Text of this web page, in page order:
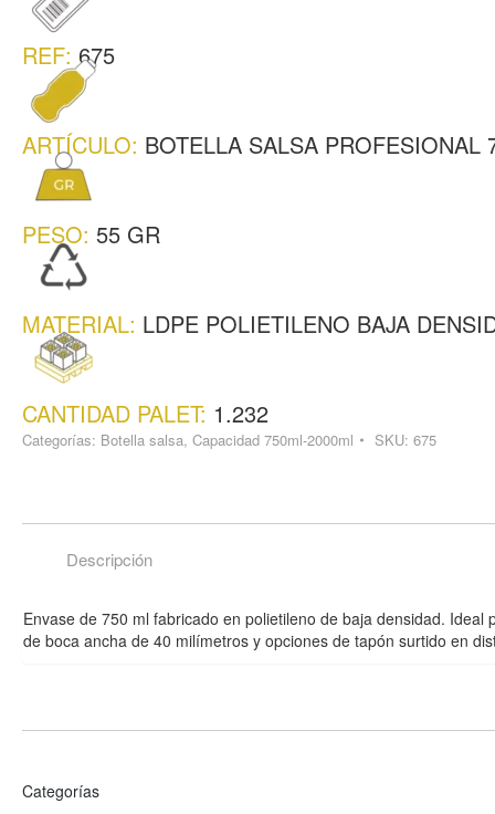
REF: 675
ARTÍCULO: BOTELLA SALSA PROFESIONAL
PESO: 55 GR
MATERIAL: LDPE POLIETILENO BAJA
CANTIDAD PALET: 1.232
Categorías: Botella salsa, Capacidad 750ml-2000ml SKU: 675
Descripción
Envase de 750 ml fabricado en polietileno de baja densidad.
de boca ancha de 40 milímetros y opciones de tapón surtido en
Categorías